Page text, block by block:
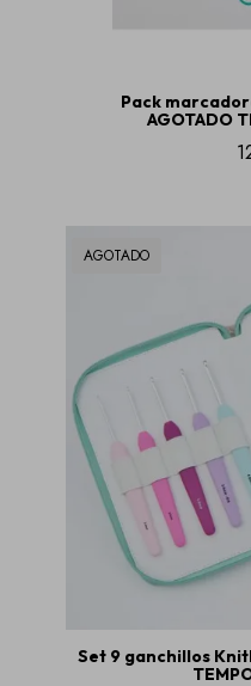
Pack
AGOTADO
AGOTADO
Set 9 ganchillos